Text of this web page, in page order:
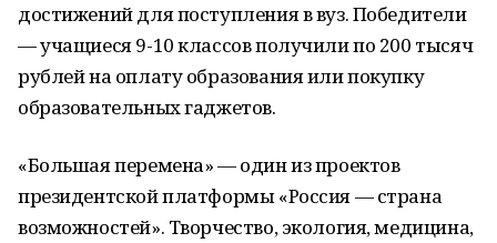
достижений для поступления в вуз. Победители
— учащиеся 9-10 классов получили по 200 тысяч
рублей на оплату образования или покупку
образовательных гаджетов.
«Большая перемена» — один из проектов
президентской платформы «Россия — страна
возможностей». Творчество, экология, медицина,